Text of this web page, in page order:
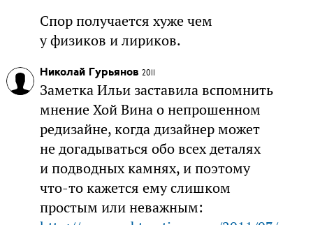
Спор получается хуже чем
у физиков и лириков.
Николай Гурьянов 2011
Заметка Ильи заставила вспомнить
мнение Хой Вина о непрошенном
редизайне, когда дизайнер может
не догадываться обо всех деталях
и подводных камнях, и поэтому
что-то кажется ему слишком
простым или неважным: